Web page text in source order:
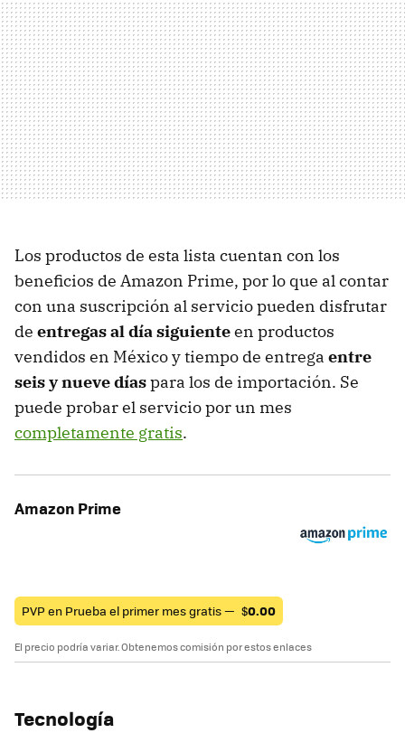
Los productos de esta lista cuentan con los
beneficios de Amazon Prime, por lo que al contar
con una suscripción al servicio pueden disfrutar
de entregas al día siguienteen productos
vendidos en México y tiempo de entrega entre
seis y nueve díaspara los de importación. Se
puede probar el servicio por un mes
completamente gratis.
Amazon Prime
PVP en Prueba el primer mes gratis — $0.00
El precio podría variar. Obtenemos comisión por estos enlaces
Tecnología